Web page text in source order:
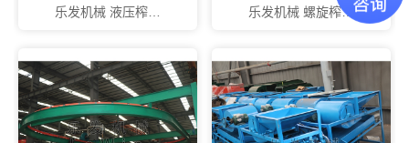
乐发机械 液压榨… 乐发机械 螺旋榨…